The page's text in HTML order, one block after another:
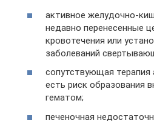
активное желудочно-
недавно перенесенные
кровотечения или
заболеваний
сопутствующая терапия
есть риск образования
гематом;
печеночная